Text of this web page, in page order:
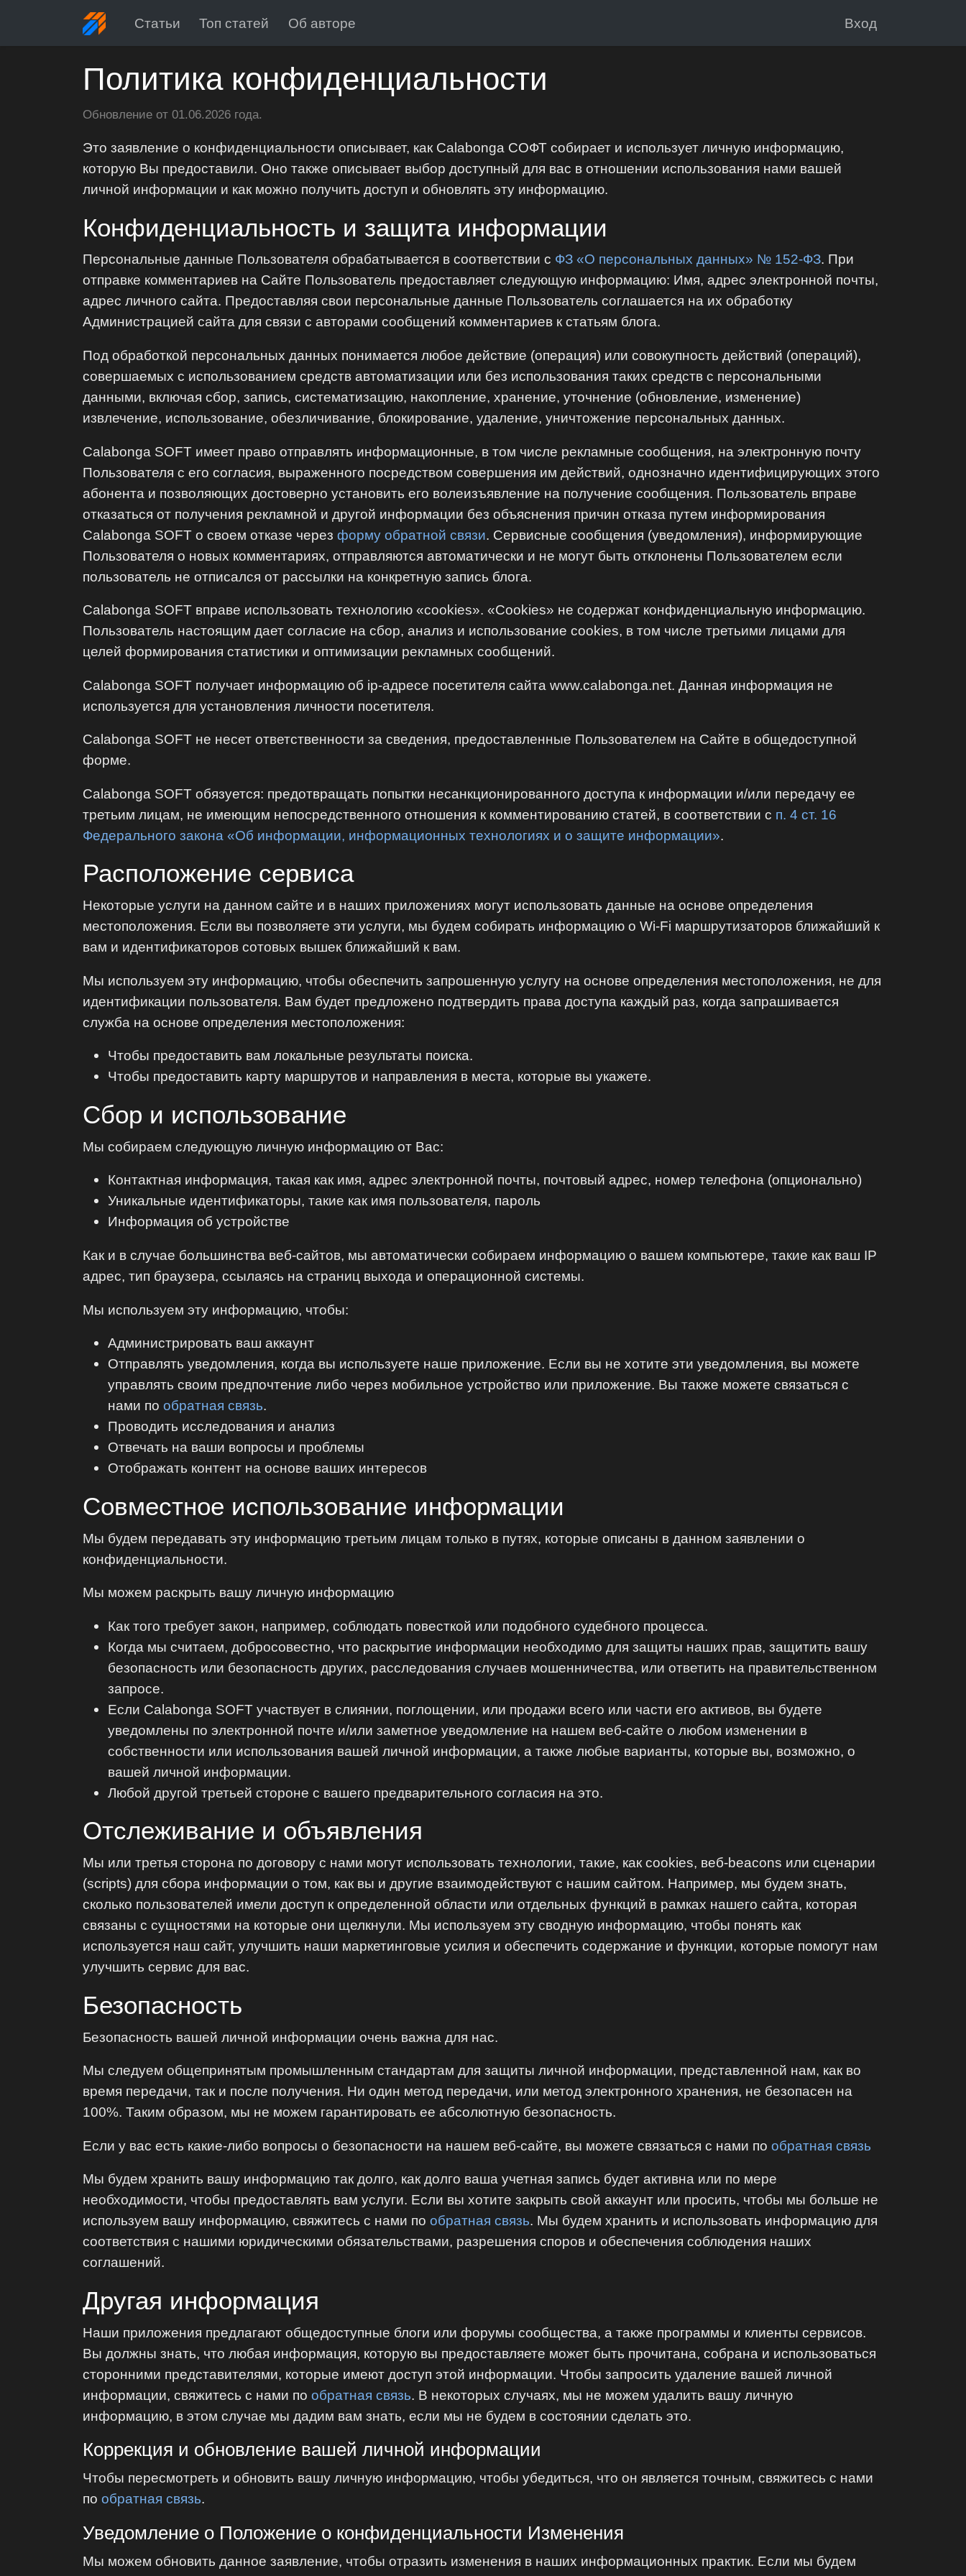
Статьи Топ статей Об авторе Вход
Политика конфиденциальности
Обновление от 01.06.2026 года.
Это заявление о конфиденциальности описывает, как Calabonga СОФТ собирает и использует личную информацию,
которую Вы предоставили. Оно также описывает выбор доступный для вас в отношении использования нами вашей
личной информации и как можно получить доступ и обновлять эту информацию.
Конфиденциальность и защита информации
Персональные данные Пользователя обрабатывается в соответствии с ФЗ «О персональных данных» № 152-ФЗ. При
отправке комментариев на Сайте Пользователь предоставляет следующую информацию: Имя, адрес электронной почты,
адрес личного сайта. Предоставляя свои персональные данные Пользователь соглашается на их обработку
Администрацией сайта для связи с авторами сообщений комментариев к статьям блога.
Под обработкой персональных данных понимается любое действие (операция) или совокупность действий (операций),
совершаемых с использованием средств автоматизации или без использования таких средств с персональными
данными, включая сбор, запись, систематизацию, накопление, хранение, уточнение (обновление, изменение)
извлечение, использование, обезличивание, блокирование, удаление, уничтожение персональных данных.
Calabonga SOFT имеет право отправлять информационные, в том числе рекламные сообщения, на электронную почту
Пользователя с его согласия, выраженного посредством совершения им действий, однозначно идентифицирующих этого
абонента и позволяющих достоверно установить его волеизъявление на получение сообщения. Пользователь вправе
отказаться от получения рекламной и другой информации без объяснения причин отказа путем информирования
Calabonga SOFT о своем отказе черезформу обратной связи. Сервисные сообщения (уведомления), информирующие
Пользователя о новых комментариях, отправляются автоматически и не могут быть отклонены Пользователем если
пользователь не отписался от рассылки на конкретную запись блога.
Calabonga SOFT вправе использовать технологию «cookies». «Cookies» не содержат конфиденциальную информацию.
Пользователь настоящим дает согласие на сбор, анализ и использование cookies, в том числе третьими лицами для
целей формирования статистики и оптимизации рекламных сообщений.
Calabonga SOFT получает информацию об ip-адресе посетителя cайта www.calabonga.net. Данная информация не
используется для установления личности посетителя.
Calabonga SOFT не несет ответственности за сведения, предоставленные Пользователем на Сайте в общедоступной
форме.
Calabonga SOFT обязуется: предотвращать попытки несанкционированного доступа к информации и/или передачу ее
третьим лицам, не имеющим непосредственного отношения к комментированию статей, в соответствии с п. 4 ст. 16
Федерального закона «Об информации, информационных технологиях и о защите информации».
Расположение сервиса
Некоторые услуги на данном сайте и в наших приложениях могут использовать данные на основе определения
местоположения. Если вы позволяете эти услуги, мы будем собирать информацию о Wi-Fi маршрутизаторов ближайший к
вам и идентификаторов сотовых вышек ближайший к вам.
Мы используем эту информацию, чтобы обеспечить запрошенную услугу на основе определения местоположения, не для
идентификации пользователя. Вам будет предложено подтвердить права доступа каждый раз, когда запрашивается
служба на основе определения местоположения:
Чтобы предоставить вам локальные результаты поиска.
Чтобы предоставить карту маршрутов и направления в места, которые вы укажете.
Сбор и использование
Мы собираем следующую личную информацию от Вас:
Контактная информация, такая как имя, адрес электронной почты, почтовый адрес, номер телефона (опционально)
Уникальные идентификаторы, такие как имя пользователя, пароль
Информация об устройстве
Как и в случае большинства веб-сайтов, мы автоматически собираем информацию о вашем компьютере, такие как ваш IP
адрес, тип браузера, ссылаясь на страниц выхода и операционной системы.
Мы используем эту информацию, чтобы:
Администрировать ваш аккаунт
Отправлять уведомления, когда вы используете наше приложение. Если вы не хотите эти уведомления, вы можете
управлять своим предпочтение либо через мобильное устройство или приложение. Вы также можете связаться с
нами пообратная связь.
Проводить исследования и анализ
Отвечать на ваши вопросы и проблемы
Отображать контент на основе ваших интересов
Совместное использование информации
Мы будем передавать эту информацию третьим лицам только в путях, которые описаны в данном заявлении о
конфиденциальности.
Мы можем раскрыть вашу личную информацию
Как того требует закон, например, соблюдать повесткой или подобного судебного процесса.
Когда мы считаем, добросовестно, что раскрытие информации необходимо для защиты наших прав, защитить вашу
безопасность или безопасность других, расследования случаев мошенничества, или ответить на правительственном
запросе.
Если Calabonga SOFT участвует в слиянии, поглощении, или продажи всего или части его активов, вы будете
уведомлены по электронной почте и/или заметное уведомление на нашем веб-сайте о любом изменении в
собственности или использования вашей личной информации, а также любые варианты, которые вы, возможно, о
вашей личной информации.
Любой другой третьей стороне с вашего предварительного согласия на это.
Отслеживание и объявления
Мы или третья сторона по договору с нами могут использовать технологии, такие, как cookies, веб-beacons или сценарии
(scripts) для сбора информации о том, как вы и другие взаимодействуют с нашим сайтом. Например, мы будем знать,
сколько пользователей имели доступ к определенной области или отдельных функций в рамках нашего сайта, которая
связаны с сущностями на которые они щелкнули. Мы используем эту сводную информацию, чтобы понять как
используется наш сайт, улучшить наши маркетинговые усилия и обеспечить содержание и функции, которые помогут нам
улучшить сервис для вас.
Безопасность
Безопасность вашей личной информации очень важна для нас.
Мы следуем общепринятым промышленным стандартам для защиты личной информации, представленной нам, как во
время передачи, так и после получения. Ни один метод передачи, или метод электронного хранения, не безопасен на
100%. Таким образом, мы не можем гарантировать ее абсолютную безопасность.
Если у вас есть какие-либо вопросы о безопасности на нашем веб-сайте, вы можете связаться с нами пообратная связь
Мы будем хранить вашу информацию так долго, как долго ваша учетная запись будет активна или по мере
необходимости, чтобы предоставлять вам услуги. Если вы хотите закрыть свой аккаунт или просить, чтобы мы больше не
используем вашу информацию, свяжитесь с нами пообратная связь. Мы будем хранить и использовать информацию для
соответствия с нашими юридическими обязательствами, разрешения споров и обеспечения соблюдения наших
соглашений.
Другая информация
Наши приложения предлагают общедоступные блоги или форумы сообщества, а также программы и клиенты сервисов.
Вы должны знать, что любая информация, которую вы предоставляете может быть прочитана, собрана и использоваться
сторонними представителями, которые имеют доступ этой информации. Чтобы запросить удаление вашей личной
информации, свяжитесь с нами пообратная связь. В некоторых случаях, мы не можем удалить вашу личную
информацию, в этом случае мы дадим вам знать, если мы не будем в состоянии сделать это.
Коррекция и обновление вашей личной информации
Чтобы пересмотреть и обновить вашу личную информацию, чтобы убедиться, что он является точным, свяжитесь с нами
пообратная связь.
Уведомление о Положение о конфиденциальности Изменения
Мы можем обновить данное заявление, чтобы отразить изменения в наших информационных практик. Если мы будем